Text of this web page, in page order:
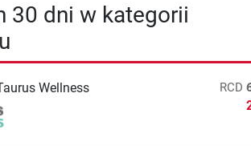
30 dni w kategorii
Wellness RCD